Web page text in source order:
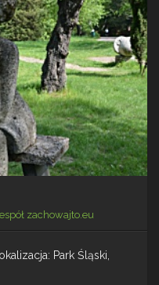
zachowajto.eu
Park Śląski,